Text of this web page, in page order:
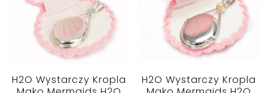
H2O Wystarczy Kropla
H2O Wystarczy Kropla